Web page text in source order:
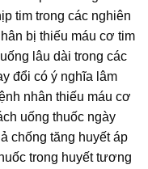
tim trong các nghiên
bị thiếu máu cơ tim
lâu dài trong các
đổi có ý nghĩa lâm
nhân thiếu máu cơ
uống thuốc ngày
chống tăng huyết áp
trong huyết tương